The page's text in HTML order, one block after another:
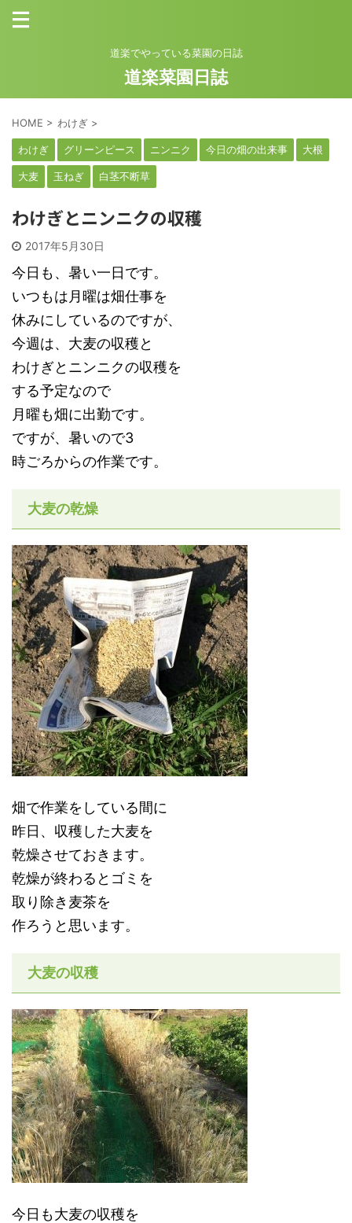
道楽でやっている菜園の日誌
道楽菜園日誌
HOME > わけぎ >
わけぎ グリーンピース ニンニク 今日の畑の出来事 大根
大麦 玉ねぎ 白茎不断草
わけぎとニンニクの収穫
2017年5月30日
今日も、暑い一日です。
いつもは月曜は畑仕事を
休みにしているのですが、
今週は、大麦の収穫と
わけぎとニンニクの収穫を
する予定なので
月曜も畑に出勤です。
ですが、暑いので3
時ごろからの作業です。
大麦の乾燥
畑で作業をしている間に
昨日、収穫した大麦を
乾燥させておきます。
乾燥が終わるとゴミを
取り除き麦茶を
作ろうと思います。
大麦の収穫
今日も大麦の収穫を